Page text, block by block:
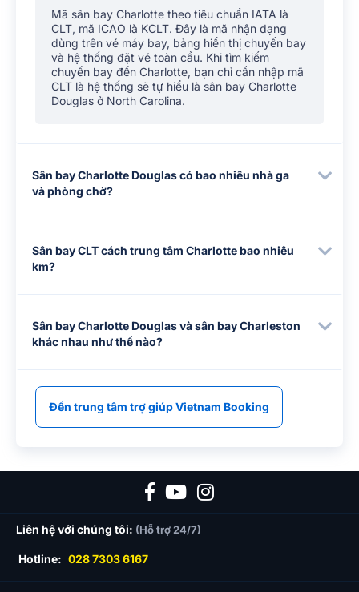
Mã sân bay Charlotte theo tiêu chuẩn IATA là
CLT, mã ICAO là KCLT. Đây là mã nhận dạng
dùng trên vé máy bay, bảng hiển thị chuyến bay
và hệ thống đặt vé toàn cầu. Khi tìm kiếm
chuyến bay đến Charlotte, bạn chỉ cần nhập mã
CLT là hệ thống sẽ tự hiểu là sân bay Charlotte
Douglas ở North Carolina.
Sân bay Charlotte Douglas có bao nhiêu nhà ga
và phòng chờ?
Sân bay CLT cách trung tâm Charlotte bao nhiêu
km?
Sân bay Charlotte Douglas và sân bay Charleston
khác nhau như thế nào?
Đến trung tâm trợ giúp Vietnam Booking
Liên hệ với chúng tôi: (Hỗ trợ 24/7)
Hotline: 028 7303 6167